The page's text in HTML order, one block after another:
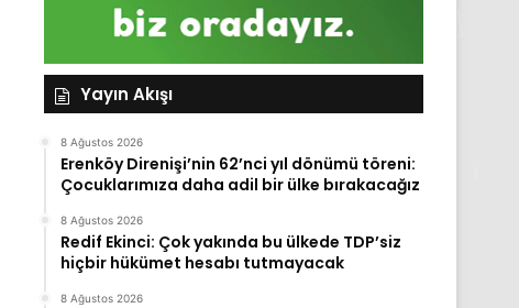
Yayın Akışı
8 Ağustos 2026
Erenköy Direnişi’nin 62’nci yıl dönümü töreni:
Çocuklarımıza daha adil bir ülke bırakacağız
8 Ağustos 2026
Redif Ekinci: Çok yakında bu ülkede TDP’siz
hiçbir hükümet hesabı tutmayacak
8 Ağustos 2026